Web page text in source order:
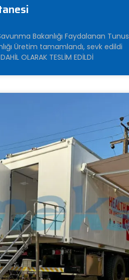
Bakanlığı Faydalanan Tunus
Üretim tamamlandı, sevk edildi
OLARAK TESLİM EDİLDİ